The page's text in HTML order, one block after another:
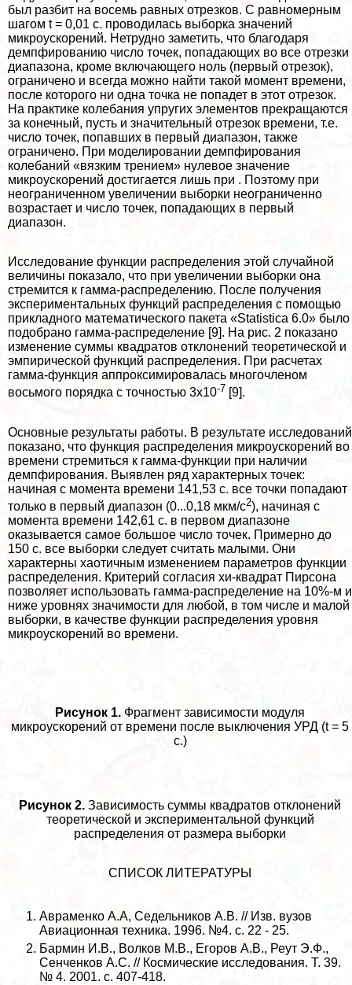
был разбит на восемь равных отрезков. С равномерным
шагом t = 0,01 c. проводилась выборка значений
микроускорений. Нетрудно заметить, что благодаря
демпфированию число точек, попадающих во все отрезки
диапазона, кроме включающего ноль (первый отрезок),
ограничено и всегда можно найти такой момент времени,
после которого ни одна точка не попадет в этот отрезок.
На пpaктике колебания упругих элементов прекращаются
за конечный, пусть и значительный отрезок времени, т.е.
число точек, попавших в первый диапазон, также
ограничено. При моделировании демпфирования
колебаний «вязким трением» нулевое значение
микроускорений достигается лишь при . Поэтому при
неограниченном увеличении выборки неограниченно
возрастает и число точек, попадающих в первый
диапазон.
Исследование функции распределения этой случайной
величины показало, что при увеличении выборки она
стремится к гамма-распределению. После получения
экспериментальных функций распределения с помощью
прикладного математического пакета «Statistica 6.0» было
подобрано гамма-распределение [9]. На рис. 2 показано
изменение суммы квадратов отклонений теоретической и
эмпирической функций распределения. При расчетах
гамма-функция аппроксимировалась многочлeном
восьмого порядка с точностью 3х10-7 [9].
Основные результаты работы. В результате исследований
показано, что функция распределения микроускорений во
времени стремиться к гамма-функции при наличии
демпфирования. Выявлен ряд хаpaктерных точек:
начиная с момента времени 141,53 с. все точки попадают
только в первый диапазон (0...0,18 мкм/с2), начиная с
момента времени 142,61 с. в первом диапазоне
оказывается самое большое число точек. Примерно до
150 с. все выборки следует считать малыми. Они
хаpaктерны хаотичным изменением параметров функции
распределения. Критерий согласия хи-квадрат Пирсона
позволяет использовать гамма-распределение на 10%-м и
ниже уровнях значимости для любой, в том числе и малой
выборки, в качестве функции распределения уровня
микроускорений во времени.
Рисунок 1. Фрагмент зависимости модуля
микроускорений от времени после выключения УРД (t = 5
с.)
Рисунок 2. Зависимость суммы квадратов отклонений
теоретической и экспериментальной функций
распределения от размера выборки
СПИСОК ЛИТЕРАТУРЫ
Авраменко А.А, Седельников А.В. // Изв. вузов
Авиационная техника. 1996. №4. с. 22 - 25.
Бармин И.В., Волков М.В., Егоров А.В., Реут Э.Ф.,
Сенченков А.С. // Космические исследования. Т. 39.
№ 4. 2001. с. 407-418.